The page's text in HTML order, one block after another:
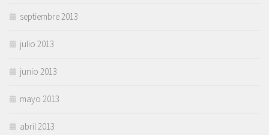
septiembre 2013
julio 2013
junio 2013
mayo 2013
abril 2013